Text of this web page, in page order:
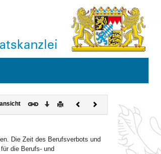
Download
DruckenVorherigesNächstes
Dokument
Die Zeit des Berufsverbots und
die Berufs- und